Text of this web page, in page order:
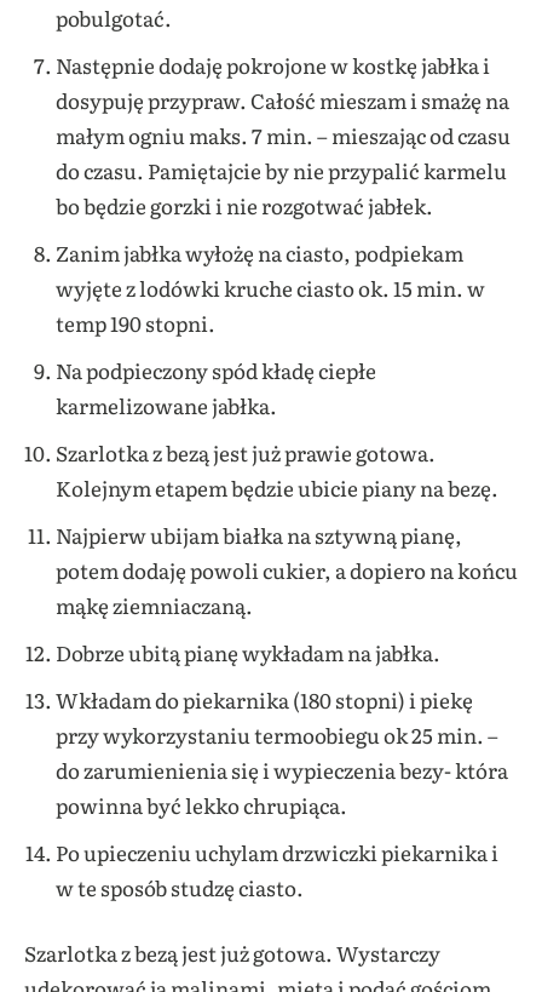
pobulgotać.
Następnie dodaję pokrojone w kostkę jabłka i
dosypuję przypraw. Całość mieszam i smażę na
małym ogniu maks. 7 min. – mieszając od czasu
do czasu. Pamiętajcie by nie przypalić karmelu
bo będzie gorzki i nie rozgotwać jabłek.
Zanim jabłka wyłożę na ciasto, podpiekam
wyjęte z lodówki kruche ciasto ok. 15 min. w
temp 190 stopni.
Na podpieczony spód kładę ciepłe
karmelizowane jabłka.
Szarlotka z bezą jest już prawie gotowa.
Kolejnym etapem będzie ubicie piany na bezę.
Najpierw ubijam białka na sztywną pianę,
potem dodaję powoli cukier, a dopiero na końcu
mąkę ziemniaczaną.
Dobrze ubitą pianę wykładam na jabłka.
Wkładam do piekarnika (180 stopni) i piekę
przy wykorzystaniu termoobiegu ok 25 min. –
do zarumienienia się i wypieczenia bezy- która
powinna być lekko chrupiąca.
Po upieczeniu uchylam drzwiczki piekarnika i
w te sposób studzę ciasto.
Szarlotka z bezą jest już gotowa. Wystarczy